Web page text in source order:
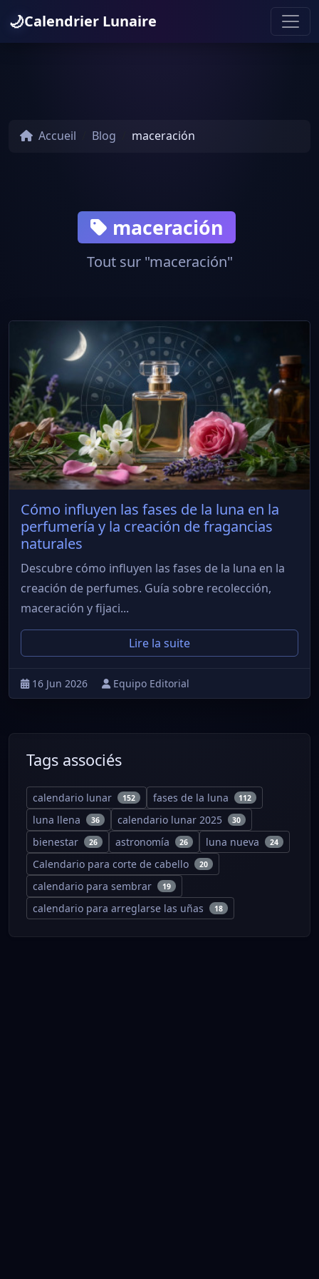
🌙Calendrier Lunaire
Accueil Blog maceración
maceración
Tout sur "maceración"
Cómo influyen las fases de la luna en la
perfumería y la creación de fragancias
naturales
Descubre cómo influyen las fases de la luna en la
creación de perfumes. Guía sobre recolección,
maceración y fijaci...
Lire la suite
16 Jun 2026 Equipo Editorial
Tags associés
calendario lunar 152 fases de la luna 112
luna llena 36 calendario lunar 2025 30
bienestar 26 astronomía 26 luna nueva 24
Calendario para corte de cabello 20
calendario para sembrar 19
calendario para arreglarse las uñas 18